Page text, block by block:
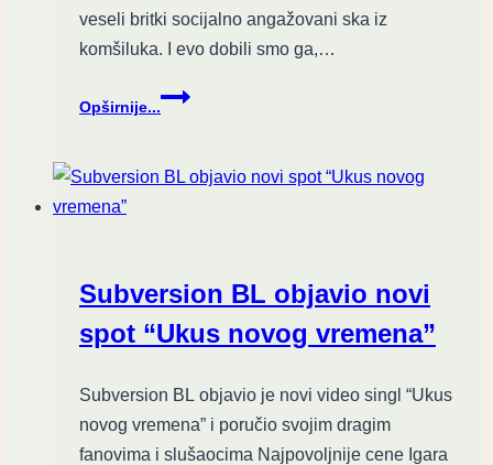
veseli britki socijalno angažovani ska iz
komšiluka. I evo dobili smo ga,…
Opširnije...
Recenzija
albuma
zemlja
Subversion BL objavio novi
spot “Ukus novog vremena”
Subversion BL objavio je novi video singl “Ukus
novog vremena” i poručio svojim dragim
fanovima i slušaocima Najpovoljnije cene Igara